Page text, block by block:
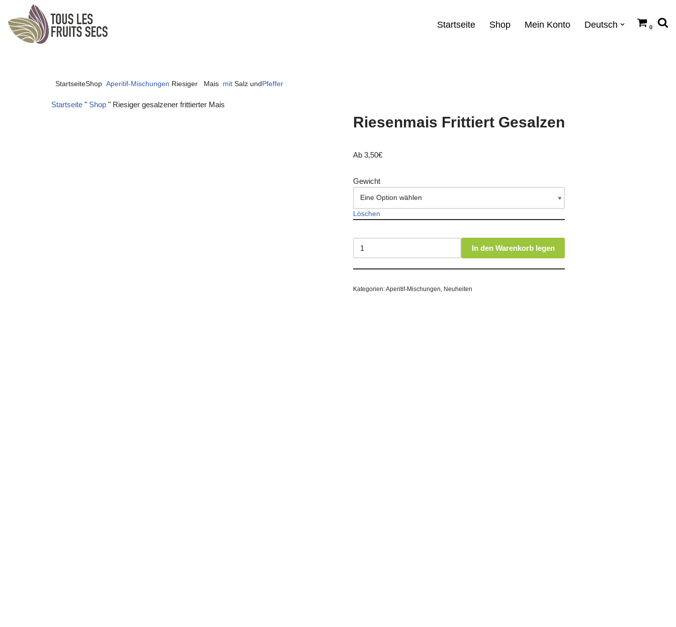
Zum
Inhalt
Startseite Shop Mein Konto Deutsch 0
StartseiteShop Aperitif-Mischungen Riesiger Mais mit Salz undPfeffer
Startseite " Shop " Riesiger gesalzener frittierter Mais
Riesenmais Frittiert Gesalzen
Ab 3,50€
Gewicht
Löschen
In den Warenkorb legen
Kategorien:Aperitif-Mischungen, Neuheiten